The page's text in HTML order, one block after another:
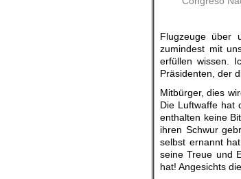
Flugzeuge über
zumindest mit
erfüllen wissen.
Präsidenten, der
Mitbürger, dies
Die Luftwaffe hat
enthalten keine
ihren Schwur
selbst ernannt
seine Treue und
hat! Angesichts